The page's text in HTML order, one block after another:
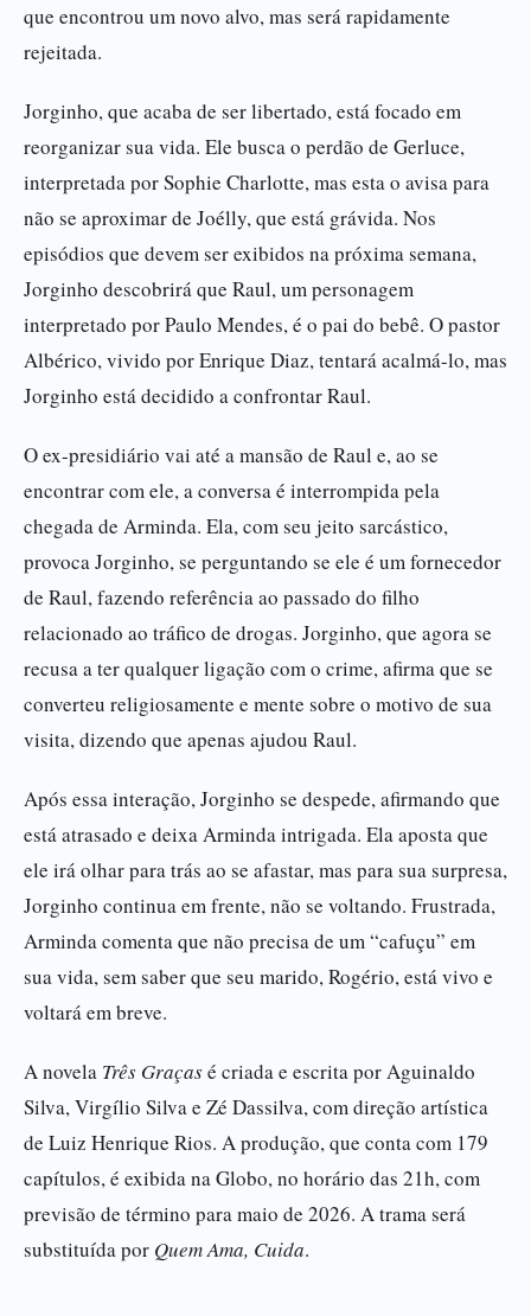
que encontrou um novo alvo, mas será rapidamente
rejeitada.
Jorginho, que acaba de ser libertado, está focado em
reorganizar sua vida. Ele busca o perdão de Gerluce,
interpretada por Sophie Charlotte, mas esta o avisa para
não se aproximar de Joélly, que está grávida. Nos
episódios que devem ser exibidos na próxima semana,
Jorginho descobrirá que Raul, um personagem
interpretado por Paulo Mendes, é o pai do bebê. O pastor
Albérico, vivido por Enrique Diaz, tentará acalmá-lo, mas
Jorginho está decidido a confrontar Raul.
O ex-presidiário vai até a mansão de Raul e, ao se
encontrar com ele, a conversa é interrompida pela
chegada de Arminda. Ela, com seu jeito sarcástico,
provoca Jorginho, se perguntando se ele é um fornecedor
de Raul, fazendo referência ao passado do filho
relacionado ao tráfico de drogas. Jorginho, que agora se
recusa a ter qualquer ligação com o crime, afirma que se
converteu religiosamente e mente sobre o motivo de sua
visita, dizendo que apenas ajudou Raul.
Após essa interação, Jorginho se despede, afirmando que
está atrasado e deixa Arminda intrigada. Ela aposta que
ele irá olhar para trás ao se afastar, mas para sua surpresa,
Jorginho continua em frente, não se voltando. Frustrada,
Arminda comenta que não precisa de um “cafuçu” em
sua vida, sem saber que seu marido, Rogério, está vivo e
voltará em breve.
A novela Três Graçasé criada e escrita por Aguinaldo
Silva, Virgílio Silva e Zé Dassilva, com direção artística
de Luiz Henrique Rios. A produção, que conta com 179
capítulos, é exibida na Globo, no horário das 21h, com
previsão de término para maio de 2026. A trama será
substituída por Quem Ama, Cuida.